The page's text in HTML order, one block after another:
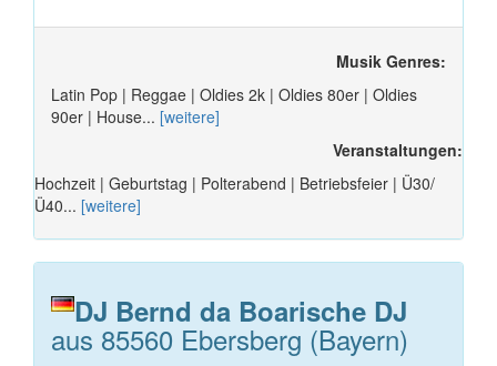
Musik Genres:
Latin Pop | Reggae | Oldies 2k | Oldies 80er | Oldies
90er | House... [weitere]
Veranstaltungen:
Hochzeit | Geburtstag | Polterabend | Betriebsfeier | Ü30/
Ü40... [weitere]
DJ Bernd da Boarische DJ
aus 85560 Ebersberg (Bayern)